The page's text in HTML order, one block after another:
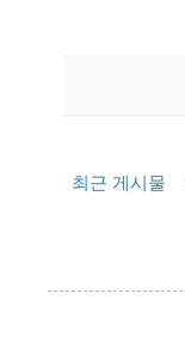
최근 게시물